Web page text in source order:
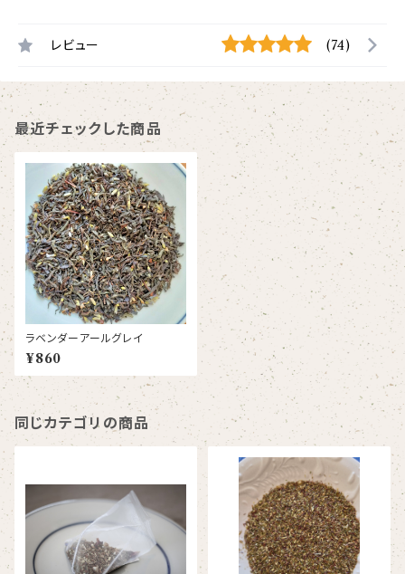
レビュー (74)
最近チェックした商品
ラベンダーアールグレイ
¥860
同じカテゴリの商品